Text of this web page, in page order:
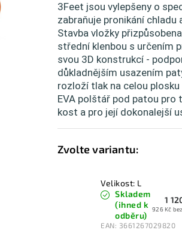
3Feet jsou vylepšeny o
zabraňuje pronikání chladu
Stavba vložky
střední klenbou s určením
svou 3D konstrukcí -
důkladnějším usazením
rozloží tlak na celou
EVA polštář pod patou pro
kost a pro její dokonalejší
Velikost: L
Skladem
(ihned k
odběru)
EAN: 3661267029820
1
926 Kč